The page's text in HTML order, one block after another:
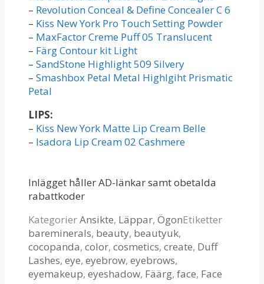
– Revolution Conceal & Define Concealer C 6
– Kiss New York Pro Touch Setting Powder
– MaxFactor Creme Puff 05 Translucent
– Färg Contour kit Light
– SandStone Highlight 509 Silvery
– Smashbox Petal Metal Highlgiht Prismatic
Petal
LIPS:
– Kiss New York Matte Lip Cream Belle
– Isadora Lip Cream 02 Cashmere
Inlägget håller AD-länkar samt obetalda
rabattkoder
KategorierAnsikte, Läppar, ÖgonEtiketter
bareminerals, beauty, beautyuk,
cocopanda, color, cosmetics, create, Duff
Lashes, eye, eyebrow, eyebrows,
eyemakeup, eyeshadow, Fäärg, face, Face